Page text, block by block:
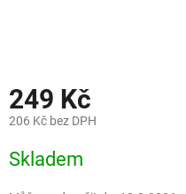
249 Kč
206 Kč bez DPH
cena:
Skladem